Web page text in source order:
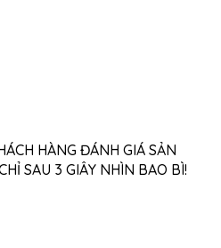
HÀNG ĐÁNH GIÁ SẢN
SAU 3 GIÂY NHÌN BAO BÌ!